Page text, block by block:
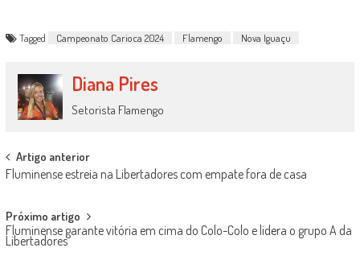
Tagged Campeonato Carioca 2024 Flamengo Nova Iguaçu
Diana Pires
Setorista Flamengo
Post
navigation
Artigo anterior
Fluminense estreia na Libertadores com empate fora de casa
Próximo artigo
Fluminense garante vitória em cima do Colo-Colo e lidera o grupo A da
Libertadores